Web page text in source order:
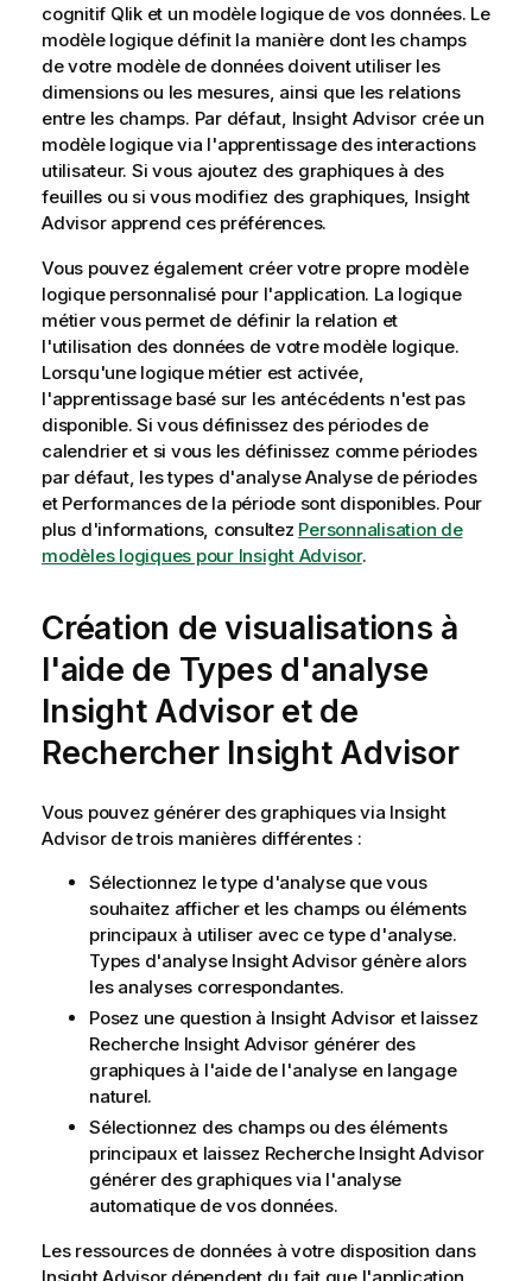
cognitif Qliket un modèle logique de vos données. Le
modèle logique définit la manière dont les champs
de votre modèle de données doivent utiliser les
dimensionsou les mesures, ainsi que les relations
entre les champs. Par défaut, Insight Advisorcrée un
modèle logique via l'apprentissage des interactions
utilisateur. Si vous ajoutez des graphiques à des
feuilles ou si vous modifiez des graphiques, Insight
Advisorapprend ces préférences.
Vous pouvez également créer votre propre modèle
logique personnalisé pour l'application. La logique
métier vous permet de définir la relation et
l'utilisation des données de votre modèle logique.
Lorsqu'une logique métier est activée,
l'apprentissage basé sur les antécédents n'est pas
disponible. Si vous définissez des périodes de
calendrier et si vous les définissez comme périodes
par défaut, les types d'analyse Analyse de périodes
et Performances de la période sont disponibles. Pour
plus d'informations, consultez Personnalisation de
modèles logiques pour Insight Advisor.
Création de visualisations à
l'aide de Types d'analyse
Insight Advisoret de
Rechercher Insight Advisor
Vous pouvez générer des graphiques via Insight
Advisorde trois manières différentes :
Sélectionnez le type d'analyse que vous
souhaitez afficher et les champs ou éléments
principaux à utiliser avec ce type d'analyse.
Types d'analyse Insight Advisorgénère alors
les analyses correspondantes.
Posez une question à Insight Advisor et laissez
Recherche Insight Advisorgénérer des
graphiques à l'aide de l'analyse en langage
naturel.
Sélectionnez des champs ou des éléments
principaux et laissez Recherche Insight Advisor
générer des graphiques via l'analyse
automatique de vos données.
Les ressources de données à votre disposition dans